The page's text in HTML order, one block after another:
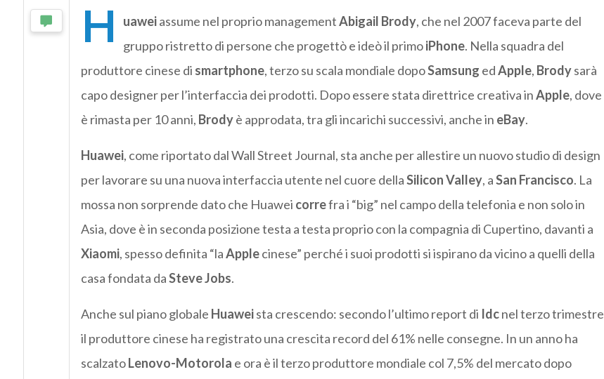
H uaweiassume nel proprio managementAbigail Brody, che nel 2007 faceva parte del
gruppo ristretto di persone che progettò e ideò il primoiPhone. Nella squadra del
produttore cinese di smartphone, terzo su scala mondiale dopoSamsung edApple, Brodysarà
capo designer per l’interfaccia dei prodotti. Dopo essere stata direttrice creativa inApple, dove
è rimasta per 10 anni, Brodyè approdata, tra gli incarichi successivi, anche in eBay.
Huawei, come riportato dal Wall Street Journal, sta anche per allestire un nuovo studio di design
per lavorare su una nuova interfaccia utente nel cuore dellaSiliconValley, aSan Francisco. La
mossa non sorprende dato che Huawei correfra i “big” nel campo della telefonia e non solo in
Asia, dove è in seconda posizione testa a testa proprio con la compagnia di Cupertino, davanti a
Xiaomi, spesso definita “laApplecinese” perché i suoi prodotti si ispirano da vicino a quelli della
casa fondata daSteve Jobs.
Anche sul piano globale Huaweista crescendo: secondo l’ultimo report di Idcnel terzo trimestre
il produttore cinese ha registrato una crescita record del 61% nelle consegne. In un anno ha
scalzatoLenovo-Motorola e ora è il terzo produttore mondiale col 7,5% del mercato dopo